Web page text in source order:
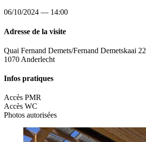
06/10/2024 — 14:00
Adresse de la visite
Quai Fernand Demets/Fernand Demetskaai 22
1070 Anderlecht
Infos pratiques
Accès PMR
Accès WC
Photos autorisées